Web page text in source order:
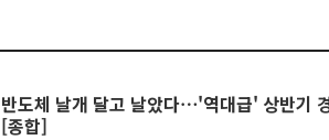
반도체 날개 달고 날았다⋯'역대급' 상반기
[종합]